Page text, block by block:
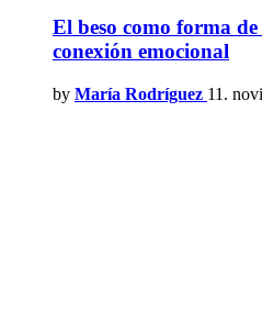
El beso como forma
conexión emocional
by María Rodríguez 11.